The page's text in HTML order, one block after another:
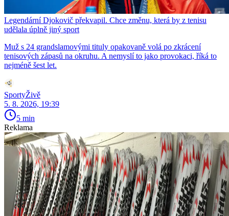
Legendární Djokovič překvapil. Chce změnu, která by z tenisu
udělala úplně jiný sport
Muž s 24 grandslamovými tituly opakovaně volá po zkrácení
tenisových zápasů na okruhu. A nemyslí to jako provokaci, říká to
nejméně šest let.
SportyŽivě
5. 8. 2026, 19:39
5 min
Reklama